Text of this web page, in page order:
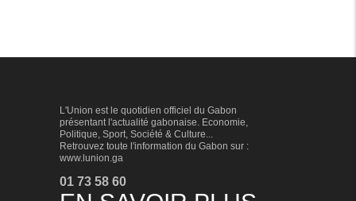
L'Union est le quotidien officiel du Gabon
présentant l'actualité gabonaise. Economie,
Politique, Sport, Société & Culture...
Retrouvez toute l'information du Gabon sur :
www.lunion.ga
01 73 58 60